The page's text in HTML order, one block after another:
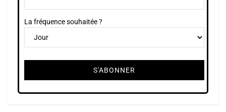
La fréquence souhaitée ?